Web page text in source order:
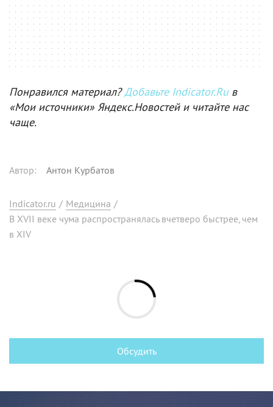
Понравился материал?Добавьте Indicator.Ruв
«Мои источники» Яндекс.Новостей и читайте нас
чаще.
Автор: Антон Курбатов
Indicator.ru / Медицина /
В XVII веке чума распространялась вчетверо быстрее, чем
в XIV
Обсудить